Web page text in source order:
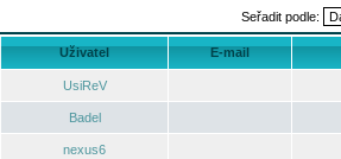
Seřadit podle:
Uživatel E-mail
UsiReV
Badel
nexus6